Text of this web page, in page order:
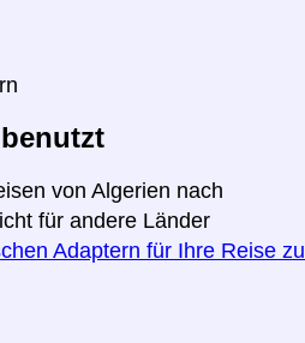
von Algerien nach
für andere Länder
Adaptern für Ihre Reise zu